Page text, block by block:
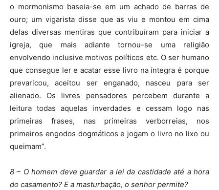
o mormonismo baseia-se em um achado de barras de
ouro; um vigarista disse que as viu e montou em cima
delas diversas mentiras que contribuíram para iniciar a
igreja, que mais adiante tornou-se uma religião
envolvendo inclusive motivos políticos etc. O ser humano
que consegue ler e acatar esse livro na íntegra é porque
prevaricou, aceitou ser enganado, nasceu para ser
alienado. Os livres pensadores percebem durante a
leitura todas aquelas inverdades e cessam logo nas
primeiras frases, nas primeiras verborreias, nos
primeiros engodos dogmáticos e jogam o livro no lixo ou
queimam”.
8 – O homem deve guardar a lei da castidade até a hora
do casamento? E a masturbação, o senhor permite?